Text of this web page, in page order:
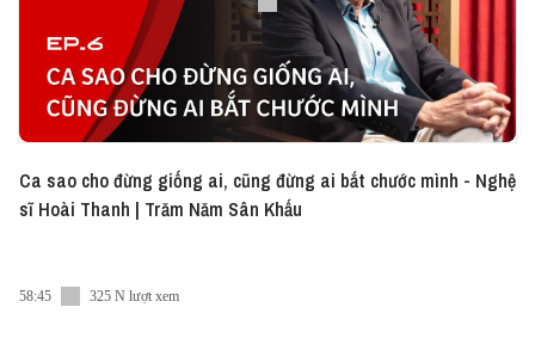
Ca sao cho đừng giống ai, cũng đừng ai bắt chước mình - Nghệ
sĩ Hoài Thanh | Trăm Năm Sân Khấu
58:45 325 N lượt xem